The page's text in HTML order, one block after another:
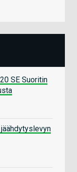
SE Suoritin